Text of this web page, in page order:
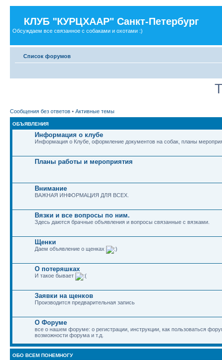
КЛУБ "КУРЦХААР" Санкт-Петербург
Обсуждаем все связанное с собаками и охотами :)
Список форумов
Сообщения без ответов • Активные темы
ОБЪЯВЛЕНИЯ
Информация о клубе
Информация о Клубе, оформление документов на собак, планы
Планы работы и мероприятия
Внимание
ВАЖНАЯ ИНФОРМАЦИЯ ДЛЯ ВСЕХ.
Вязки и все вопросы по ним.
Здесь даются брачные объявления и вопросы связанные с вязками.
Щенки
Даем объявление о щенках
О потеряшках
И такое бывает
Заявки на щенков
Производится предварительная запись
О Форуме
все о нашем форуме: о регистрации, инструкции, как пользоваться
возможности форума и т.д.
ОБО ВСЕМ ПОНЕМНОГУ